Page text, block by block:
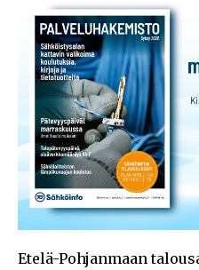
Etelä-Pohjanmaan